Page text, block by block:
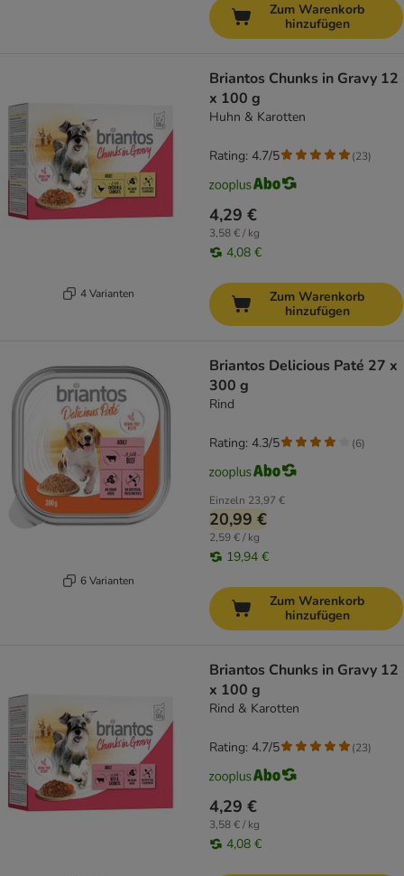
Zum Warenkorb
hinzufügen
4 Varianten
Briantos Chunks in Gravy 12
x 100 g
Huhn & Karotten
4,29 €
3,58 € / kg
4,08 €
Rating: 4.7/5 (23)
Zum Warenkorb
hinzufügen
6 Varianten
Briantos Delicious Paté 27 x
300 g
Rind
Einzeln 23,97 €
20,99 €
2,59 € / kg
19,94 €
Rating: 4.3/5 (6)
Zum Warenkorb
hinzufügen
Briantos Chunks in Gravy 12
x 100 g
Rind & Karotten
4,29 €
3,58 € / kg
4,08 €
Rating: 4.7/5 (23)